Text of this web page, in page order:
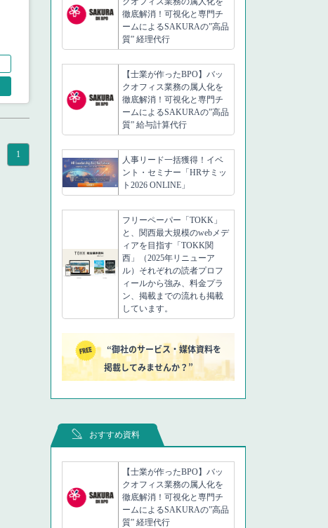
1
徹底解消！可視化と専門チ
ームによるSAKURAの”高品
質” 経理代行
【士業が作ったBPO】バッ
クオフィス業務の属人化を
徹底解消！可視化と専門チ
ームによるSAKURAの”高品
質” 給与計算代行
人事リード一括獲得！イベ
ント・セミナー「HRサミッ
ト2026 ONLINE」
フリーペーパー「TOKK」
と、関西最大規模のwebメデ
ィアを目指す「TOKK関
西」（2025年リニューア
ル）それぞれの読者プロフ
ィールから強み、料金プラ
ン、掲載までの流れも掲載
しています。
“御社のサービス・媒体資料を
掲載してみませんか？”
おすすめ資料
【士業が作ったBPO】バッ
クオフィス業務の属人化を
徹底解消！可視化と専門チ
ームによるSAKURAの”高品
質” 経理代行